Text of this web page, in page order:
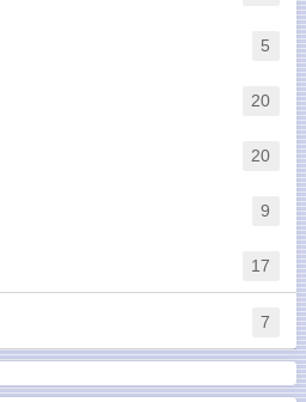
5
20
20
9
17
7